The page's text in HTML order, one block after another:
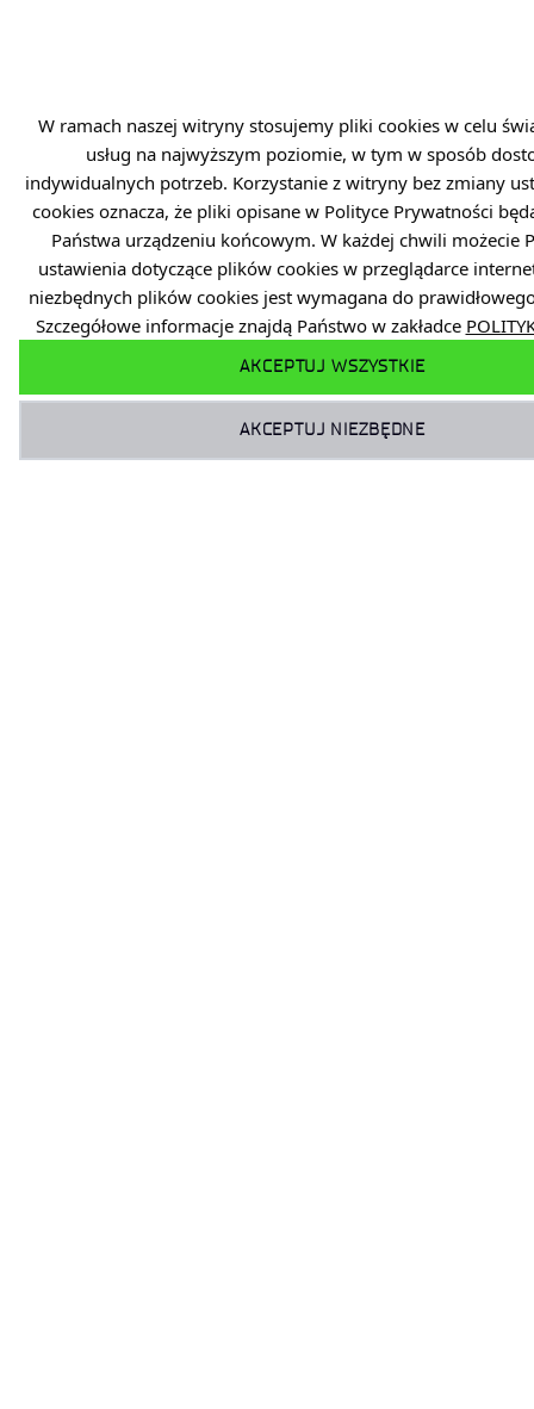
W ramach naszej witryny stosujemy pliki cookies w celu
usług na najwyższym poziomie, w tym w sposób
indywidualnych potrzeb. Korzystanie z witryny bez zmiany
cookies oznacza, że pliki opisane w Polityce Prywatności
Państwa urządzeniu końcowym. W każdej chwili możecie
ustawienia dotyczące plików cookies w przeglądarce
niezbędnych plików cookies jest wymagana do
Szczegółowe informacje znajdą Państwo w zakładce
AKCEPTUJ WSZYSTKIE
AKCEPTUJ NIEZBĘDNE